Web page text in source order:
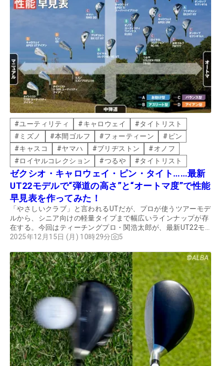
#ユーティリティ #キャロウェイ #タイトリスト
# ミズノ #本間ゴルフ #フォーティーン # ピン
#キャスコ #ヤマハ #ブリヂストン #オノフ
#ロイヤルコレクション #つるや #タイトリスト
ゼクシオ・キャロウェイ・ピン・タイト……最新
UT22モデルで“弾道の高さ”と“オートマ度”で性能
早見表を作ってみた！
「やさしいクラブ」と言われるUTだが、プロが使うツアーモデ
ルから、シニア向けの軽量タイプまで幅広いラインナップが存
在する。今回はティーチングプロ・関浩太郎が、最新UT22モ
デルを“弾道の高さ”と“オートマ度”の軸でマッピングした。
2025年12月15日 (月) 10時29分 5